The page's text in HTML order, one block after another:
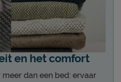
en het comfort
dan een bed: ervaar